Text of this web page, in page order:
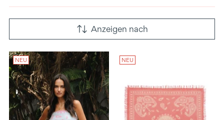
Anzeigen nach
NEU NEU